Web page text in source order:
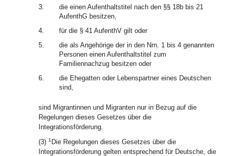
3.
die einen Aufenthaltstitel nach den §§ 18b bis 21
AufenthG besitzen,
4.
für die § 41 AufenthV gilt oder
5.
die als Angehörige der in den Nrn. 1 bis 4 genannten
Personen einen Aufenthaltstitel zum
Familiennachzug besitzen oder
6.
die Ehegatten oder Lebenspartner eines Deutschen
sind,
sind Migrantinnen und Migranten nur in Bezug auf die
Regelungen dieses Gesetzes über die
Integrationsförderung.
(3) 1 Die Regelungen dieses Gesetzes über die
Integrationsförderung gelten entsprechend für Deutsche, die